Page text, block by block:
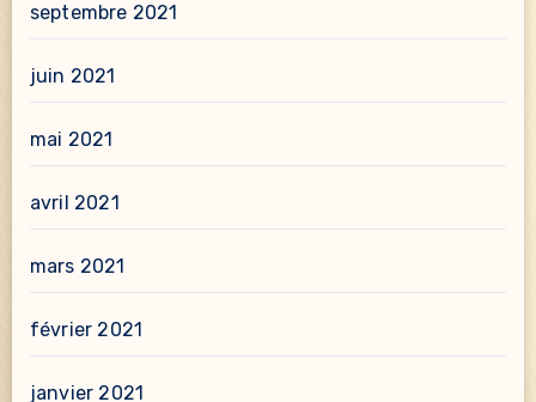
septembre 2021
juin 2021
mai 2021
avril 2021
mars 2021
février 2021
janvier 2021